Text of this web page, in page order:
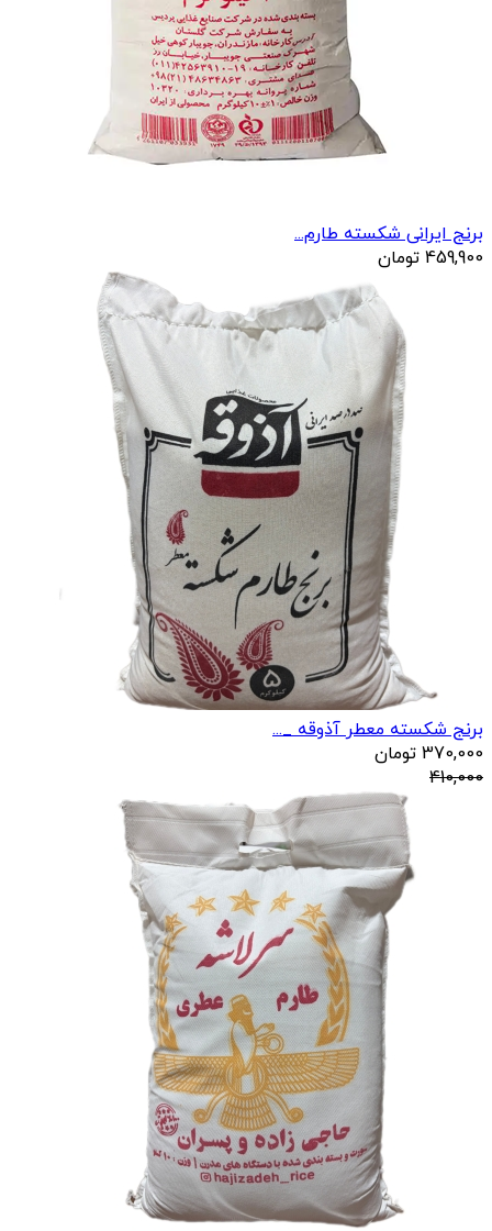
برنج ایرانی شکسته طارم...
459,900 تومان
برنج شکسته معطر آذوقه _...
370,000 تومان
410,000